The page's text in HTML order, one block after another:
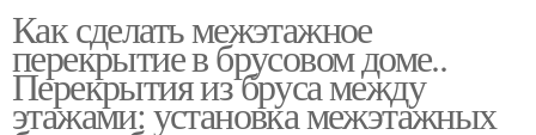
Как сделать межэтажное
перекрытие в брусовом доме..
Перекрытия из бруса между
этажами: установка межэтажных